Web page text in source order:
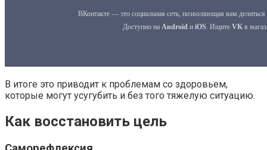
В итоге это приводит к проблемам со здоровьем,
которые могут усугубить и без того тяжелую ситуацию.
Как восстановить цель